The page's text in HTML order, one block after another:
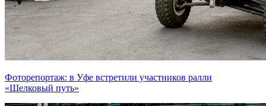
Фоторепортаж: в Уфе встретили участников ралли
«Шелковый путь»